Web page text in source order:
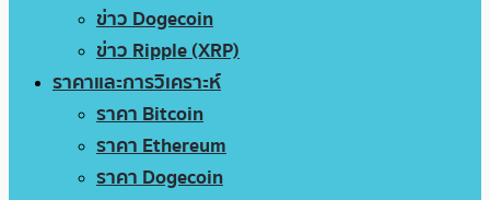
ข่าว Dogecoin
ข่าว Ripple (XRP)
ราคาและการวิเคราะห์
ราคา Bitcoin
ราคา Ethereum
ราคา Dogecoin